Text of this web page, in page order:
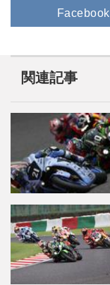
Facebook
関連記事